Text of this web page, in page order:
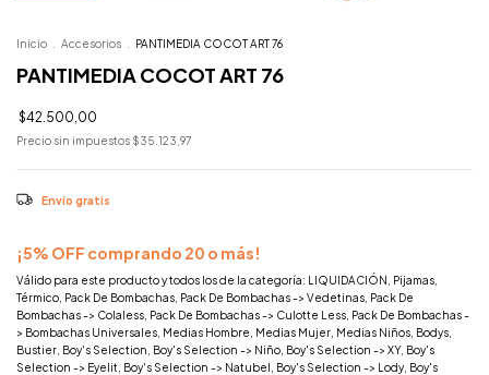
Inicio Accesorios PANTIMEDIA COCOT ART 76
PANTIMEDIA COCOT ART 76
$42.500,00
Precio sin impuestos $35.123,97
Envío gratis
¡5% OFF comprando 20 o más!
Válido para este producto y todos los de la categoría: LIQUIDACIÓN, Pijamas,
Térmico, Pack De Bombachas, Pack De Bombachas -> Vedetinas, Pack De
Bombachas -> Colaless, Pack De Bombachas -> Culotte Less, Pack De Bombachas -
> Bombachas Universales, Medias Hombre, Medias Mujer, Medias Niños, Bodys,
Bustier, Boy's Selection, Boy's Selection -> Niño, Boy's Selection -> XY, Boy's
Selection -> Eyelit, Boy's Selection -> Natubel, Boy's Selection -> Lody, Boy's